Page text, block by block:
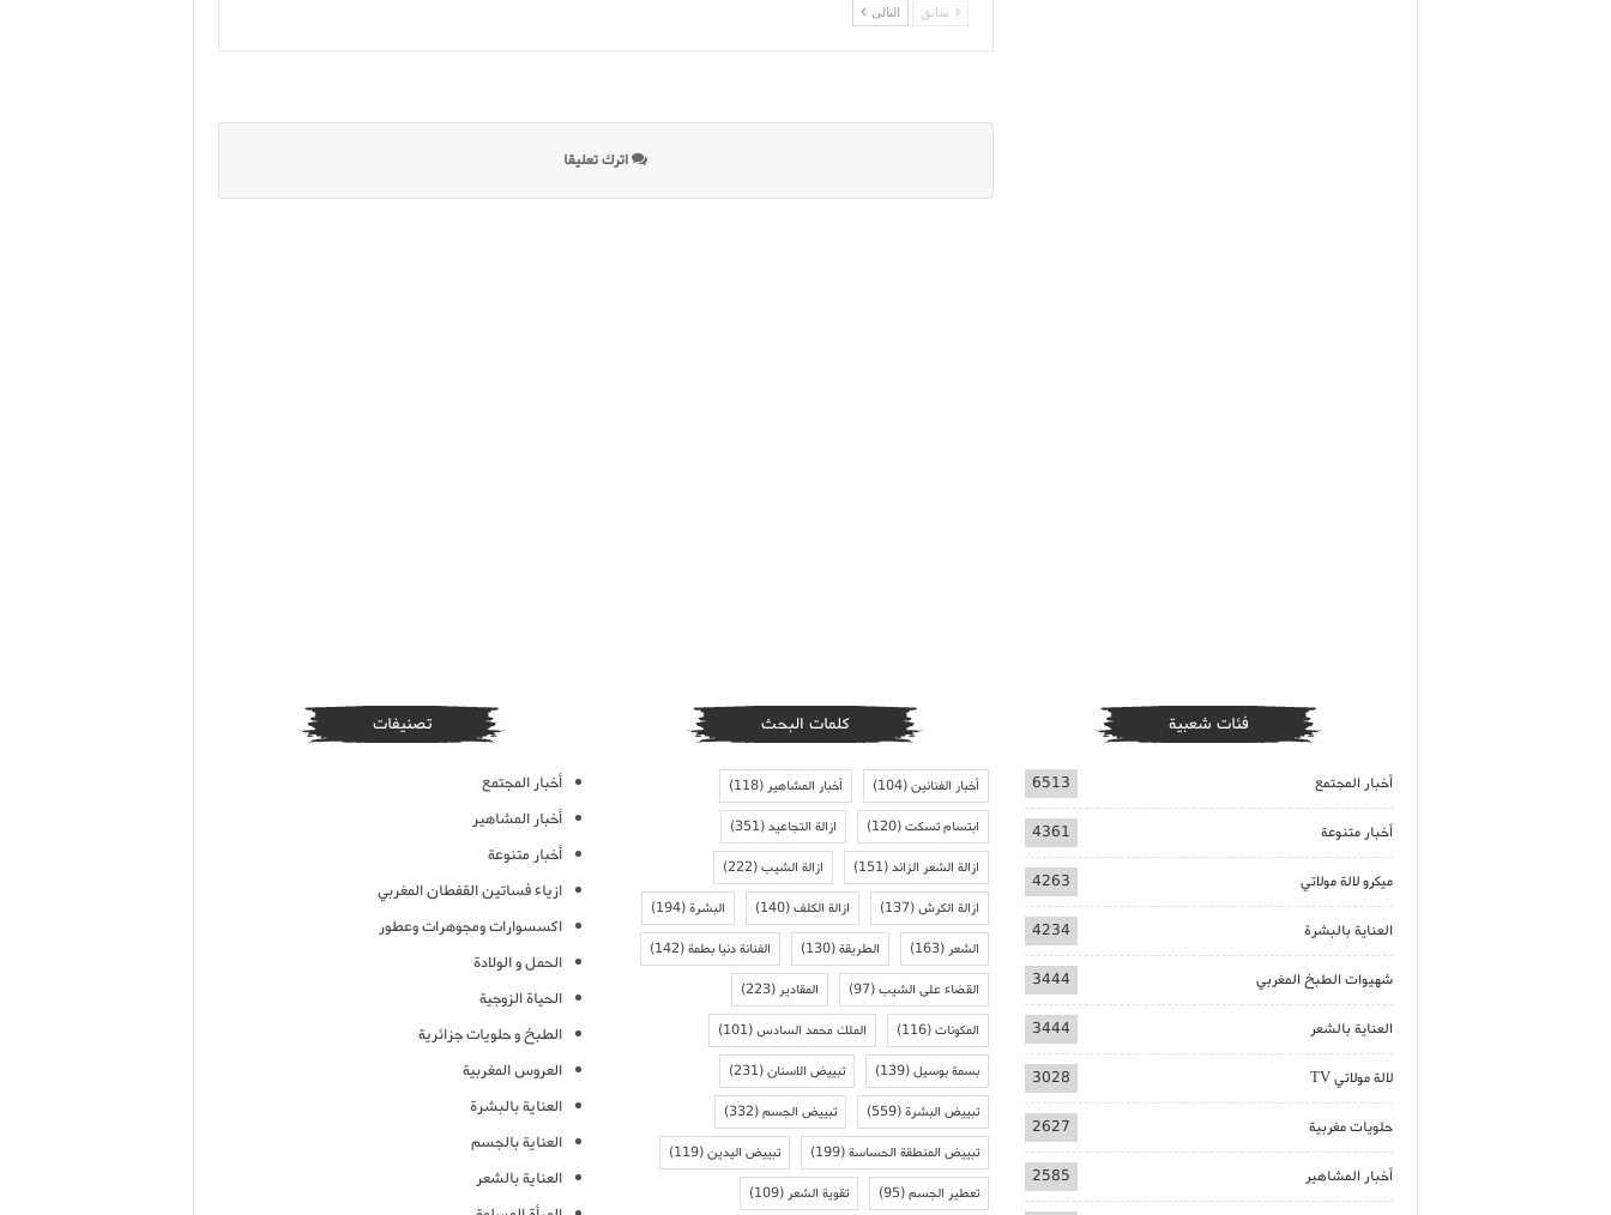
سابق التالى
اترك تعليقا
فئات شعبية
أخبار المجتمع 6513
أخبار متنوعة 4361
ميكرو لالة مولاتي 4263
العناية بالبشرة 4234
شهيوات الطبخ المغربي 3444
العناية بالشعر 3444
لالة مولاتي TV 3028
حلويات مغربية 2627
أخبار المشاهير 2585
كلمات البحث
أخبار الفنانين(104) أخبار المشاهير(118)
ابتسام تسكت(120) ازالة التجاعيد(351)
ازالة الشعر الزائد(151) ازالة الشيب(222)
ازالة الكرش(137) ازالة الكلف(140) البشرة(194)
الشعر(163) الطريقة(130) الفنانة دنيا بطمة(142)
القضاء على الشيب(97) المقادير(223)
المكونات(116) الملك محمد السادس(101)
بسمة بوسيل(139) تبييض الاسنان(231)
تبييض البشرة(559) تبييض الجسم(332)
تبييض المنطقة الحساسة(199) تبييض اليدين(119)
تعطير الجسم(95) تقوية الشعر(109)
تصنيفات
أخبار المجتمع
أخبار المشاهير
أخبار متنوعة
ازياء فساتين القفطان المغربي
اكسسوارات ومجوهرات وعطور
الحمل و الولادة
الحياة الزوجية
الطبخ و حلويات جزائرية
العروس المغربية
العناية بالبشرة
العناية بالجسم
العناية بالشعر